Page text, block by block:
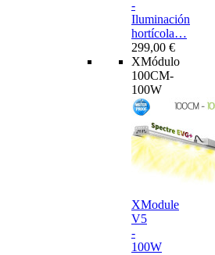
-
Iluminación
hortícola…
299,00 €
XMódulo
100CM-
100W
XModule
V5
-
100W